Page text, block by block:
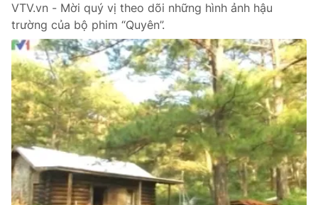
Emagazine Podcast
Photo Infographic
Video Shorts video
VTV Money VTV Thể thao
VTV Sức khoẻ Bất động sản
VTV.vn - Mời quý vị theo dõi những hình ảnh hậu
trường của bộ phim “Quyên”.